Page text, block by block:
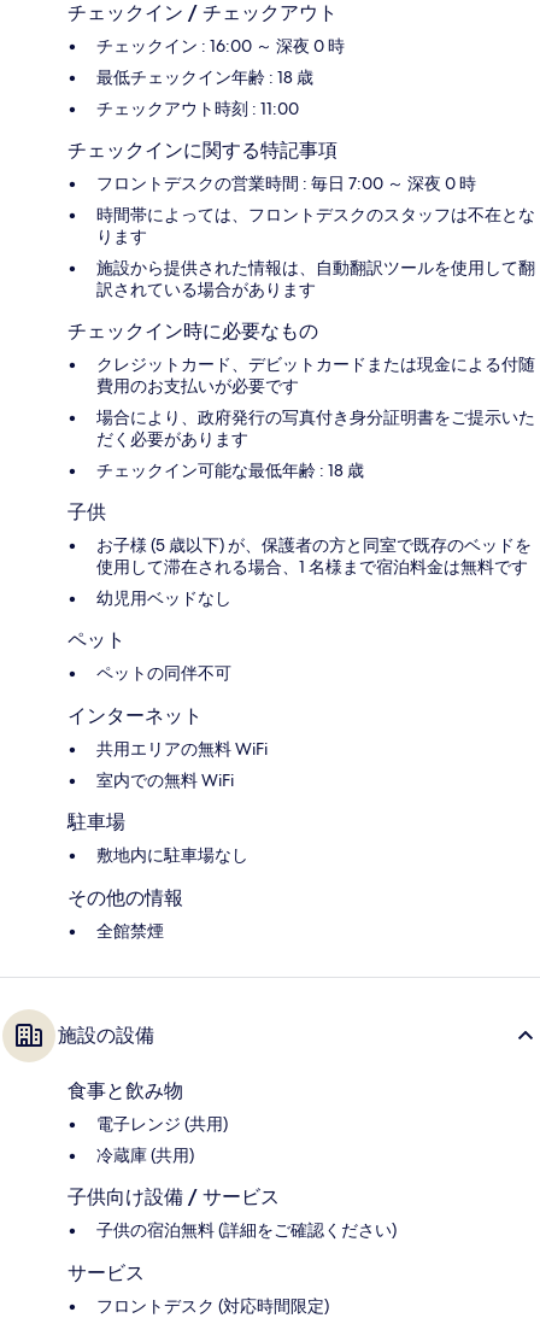
チェックイン / チェックアウト
チェックイン : 16:00 ～ 深夜 0 時
最低チェックイン年齢 : 18 歳
チェックアウト時刻 : 11:00
チェックインに関する特記事項
フロントデスクの営業時間 : 毎日 7:00 ～ 深夜 0 時
時間帯によっては、フロントデスクのスタッフは不在とな
ります
施設から提供された情報は、自動翻訳ツールを使用して翻
訳されている場合があります
チェックイン時に必要なもの
クレジットカード、デビットカードまたは現金による付随
費用のお支払いが必要です
場合により、政府発行の写真付き身分証明書をご提示いた
だく必要があります
チェックイン可能な最低年齢 : 18 歳
子供
お子様 (5 歳以下) が、保護者の方と同室で既存のベッドを
使用して滞在される場合、1 名様まで宿泊料金は無料です
幼児用ベッドなし
ペット
ペットの同伴不可
インターネット
共用エリアの無料 WiFi
室内での無料 WiFi
駐車場
敷地内に駐車場なし
その他の情報
全館禁煙
施設の設備
食事と飲み物
電子レンジ (共用)
冷蔵庫 (共用)
子供向け設備 / サービス
子供の宿泊無料 (詳細をご確認ください)
サービス
フロントデスク (対応時間限定)